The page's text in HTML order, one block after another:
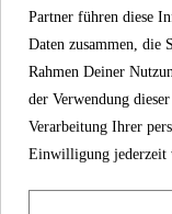
Dank der 2-
bietet
zum Waschen
die
Geschirrspüler
Partner führen diese
Daten zusammen, die
Rahmen Deiner
der Verwendung
Verarbeitung Ihrer
Einwilligung jederzeit